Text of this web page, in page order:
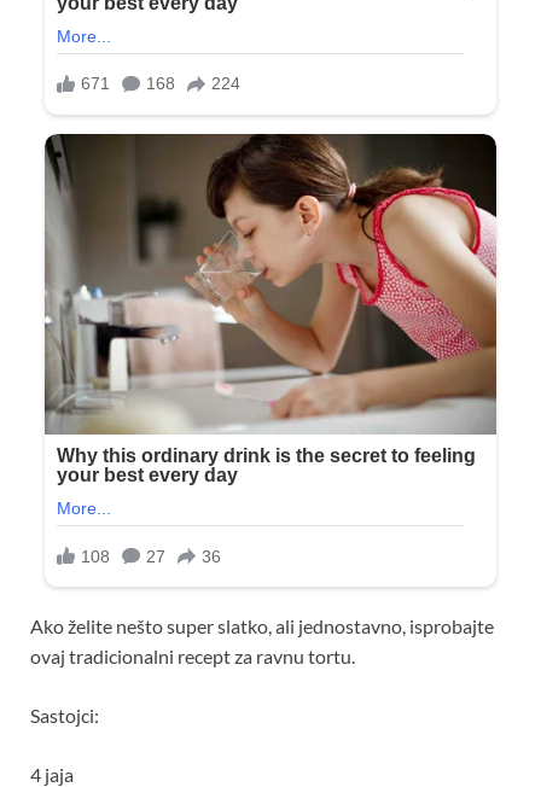
Ako želite nešto super slatko, ali jednostavno, isprobajte
ovaj tradicionalni recept za ravnu tortu.
Sastojci:
4 jaja